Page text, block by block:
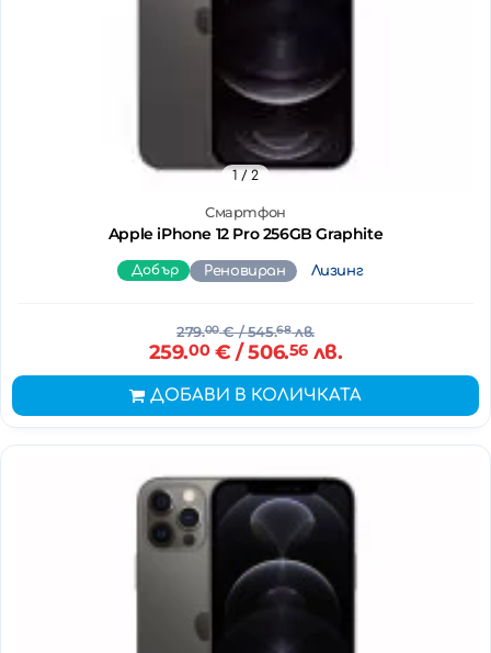
Смартфон
Apple iPhone 12 Pro 256GB Graphite
1 / 2
Добър Реновиран Лизинг
279.00€/ 545.68лв.
259.00€ / 506.56лв.
ДОБАВИ В КОЛИЧКАТА